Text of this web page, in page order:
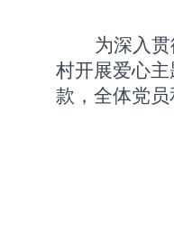
为深入
村开展爱心
款，全体党员